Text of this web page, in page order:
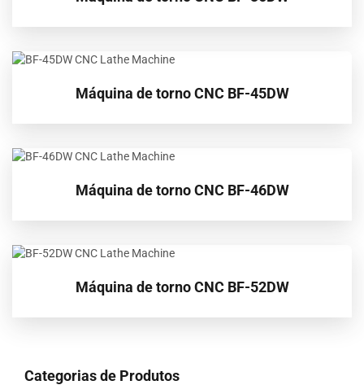
Máquina de torno CNC BF-45DW
Máquina de torno CNC BF-46DW
Máquina de torno CNC BF-52DW
Categorias de Produtos